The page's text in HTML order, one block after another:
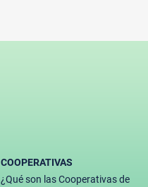
COOPERATIVAS
¿Qué son las Cooperativas de